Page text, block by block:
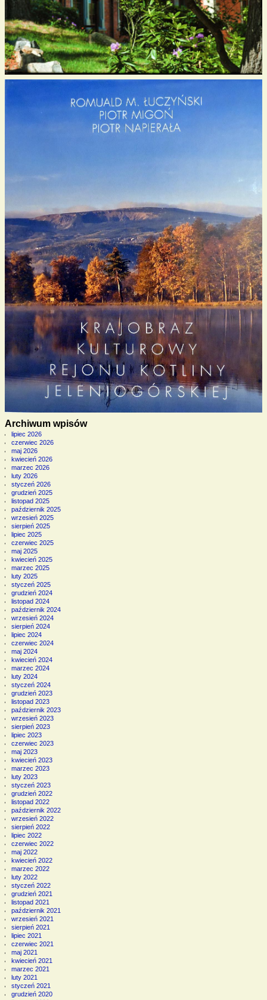
Archiwum wpisów
lipiec 2026
czerwiec 2026
maj 2026
kwiecień 2026
marzec 2026
luty 2026
styczeń 2026
grudzień 2025
listopad 2025
październik 2025
wrzesień 2025
sierpień 2025
lipiec 2025
czerwiec 2025
maj 2025
kwiecień 2025
marzec 2025
luty 2025
styczeń 2025
grudzień 2024
listopad 2024
październik 2024
wrzesień 2024
sierpień 2024
lipiec 2024
czerwiec 2024
maj 2024
kwiecień 2024
marzec 2024
luty 2024
styczeń 2024
grudzień 2023
listopad 2023
październik 2023
wrzesień 2023
sierpień 2023
lipiec 2023
czerwiec 2023
maj 2023
kwiecień 2023
marzec 2023
luty 2023
styczeń 2023
grudzień 2022
listopad 2022
październik 2022
wrzesień 2022
sierpień 2022
lipiec 2022
czerwiec 2022
maj 2022
kwiecień 2022
marzec 2022
luty 2022
styczeń 2022
grudzień 2021
listopad 2021
październik 2021
wrzesień 2021
sierpień 2021
lipiec 2021
czerwiec 2021
maj 2021
kwiecień 2021
marzec 2021
luty 2021
styczeń 2021
grudzień 2020